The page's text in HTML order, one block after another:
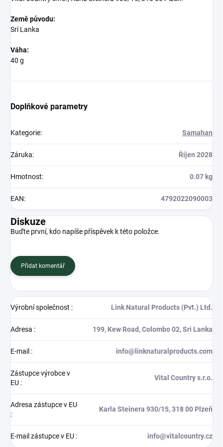
Země původu:
Srí Lanka
Váha:
40 g
Doplňkové parametry
Kategorie: Samahan
Záruka: Říjen 2028
Hmotnost: 0.07 kg
EAN: 4792022090003
Diskuze
Buďte první, kdo napíše příspěvek k této položce.
Přidat komentář
Výrobní společnost : Link Natural Products (Pvt.) Ltd.
Adresa : 199, Kew Road, Colombo 02, Sri Lanka
E-mail : info@linknaturalproducts.com
Zástupce výrobce v
EU :
Vital Country s.r.o.
Adresa zástupce v EU
:
Karla Steinera 930/15, 318 00 Plzeň
E-mail zástupce v EU : info@vitalcountry.cz